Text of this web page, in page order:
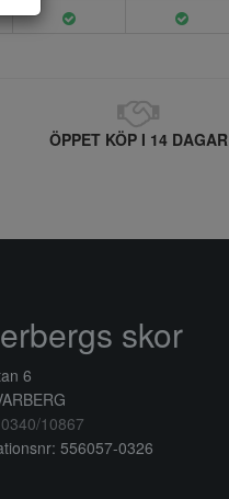
ÖPPET KÖP I 14 DAGAR
skor
6
0340/10867
556057-0326